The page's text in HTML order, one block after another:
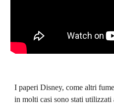
I paperi Disney, come altri
in molti casi sono stati